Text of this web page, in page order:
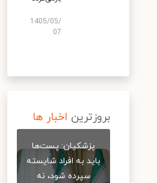
1405/05/
07
بروزترین اخبار ها
پزشکیان: پست‌ها
باید به افراد شایسته
سپرده شود، نه